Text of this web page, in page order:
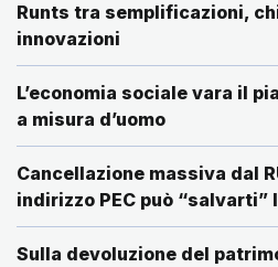
Runts tra semplificazioni,
innovazioni
L’economia sociale vara il
a misura d’uomo
Cancellazione massiva dal
indirizzo PEC può “salvarti”
Sulla devoluzione del